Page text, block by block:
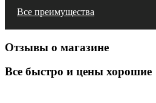
Все преимущества
Отзывы о магазине
Все быстро и цены хорошие